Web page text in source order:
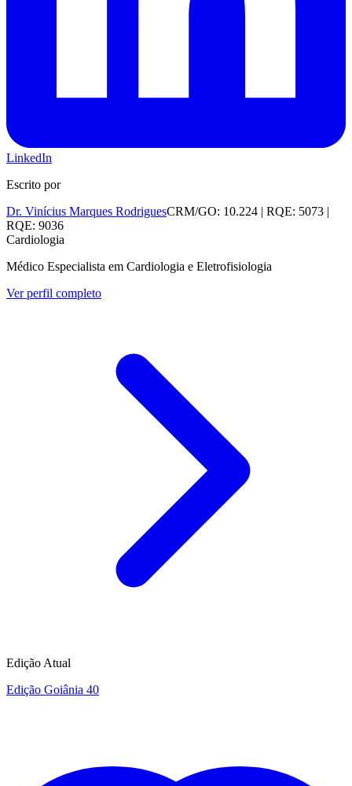
LinkedIn
Escrito por
Dr. Vinícius Marques RodriguesCRM/GO: 10.224 | RQE: 5073 |
RQE: 9036
Cardiologia
Médico Especialista em Cardiologia e Eletrofisiologia
Ver perfil completo
Edição Atual
Edição Goiânia 40